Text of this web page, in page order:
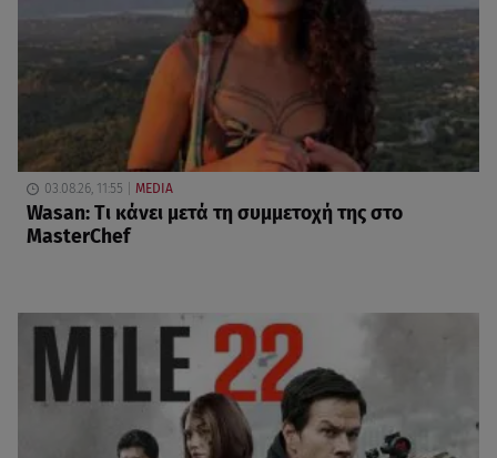
03.08.26, 11:55 MEDIA
Wasan: Tι κάνει μετά τη συμμετοχή της στο
MasterChef